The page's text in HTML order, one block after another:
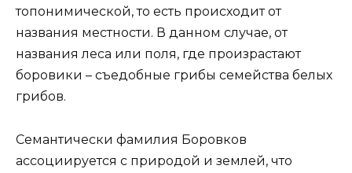
топонимической, то есть происходит от
названия местности. В данном случае, от
названия леса или поля, где произрастают
боровики – съедобные грибы семейства белых
грибов.
Семантически фамилия Боровков
ассоциируется с природой и землей, что